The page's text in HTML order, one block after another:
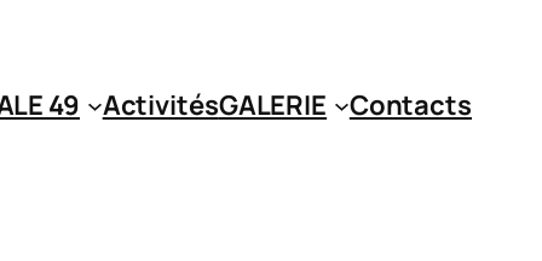
49 ActivitésGALERIE Contacts